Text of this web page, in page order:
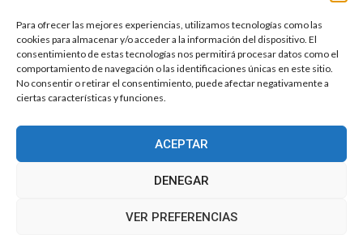
Para ofrecer las mejores experiencias, utilizamos tecnologías como las
cookies para almacenar y/o acceder a la información del dispositivo. El
consentimiento de estas tecnologías nos permitirá procesar datos como el
comportamiento de navegación o las identificaciones únicas en este sitio.
No consentir o retirar el consentimiento, puede afectar negativamente a
ciertas características y funciones.
ACEPTAR
DENEGAR
VER PREFERENCIAS
NUESTRA POLÍTICA DE PRIVACIDAD
NUESTRA POLÍTICA DE COOKIES
NUESTRAS GASOLINERAS
PCAN 7 ISLAS
HISTORIA CONTACTO
© 2026 - PCAN Tus gasolineras canarias - PCAN - Gasolineras de Canarias.